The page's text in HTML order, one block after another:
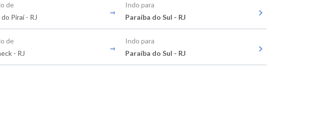
de
Piraí - RJ
Indo para
Paraíba do Sul - RJ
de
- RJ
Indo para
Paraíba do Sul - RJ